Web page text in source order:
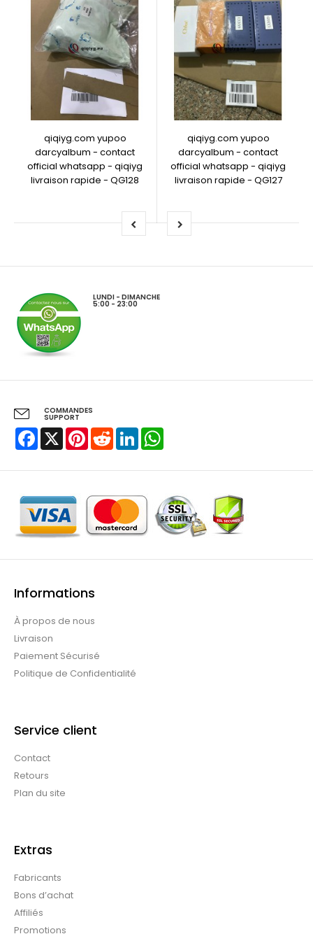
qiqiyg.com yupoo
darcyalbum - contact
official whatsapp - qiqiyg
livraison rapide - QG128
qiqiyg.com yupoo
darcyalbum - contact
official whatsapp - qiqiyg
livraison rapide - QG127
LUNDI - DIMANCHE
5:00 - 23:00
COMMANDES
SUPPORT
Facebook
X PinterestRedditLinkedIn
Informations
À propos de nous
Livraison
Paiement Sécurisé
Politique de Confidentialité
Service client
Contact
Retours
Plan du site
Extras
Fabricants
Bons d’achat
Affiliés
Promotions